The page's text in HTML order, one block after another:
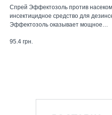
Спрей Эффектозоль против
инсектицидное средство для
Эффектозоль оказывает мощное…
95.4 грн.